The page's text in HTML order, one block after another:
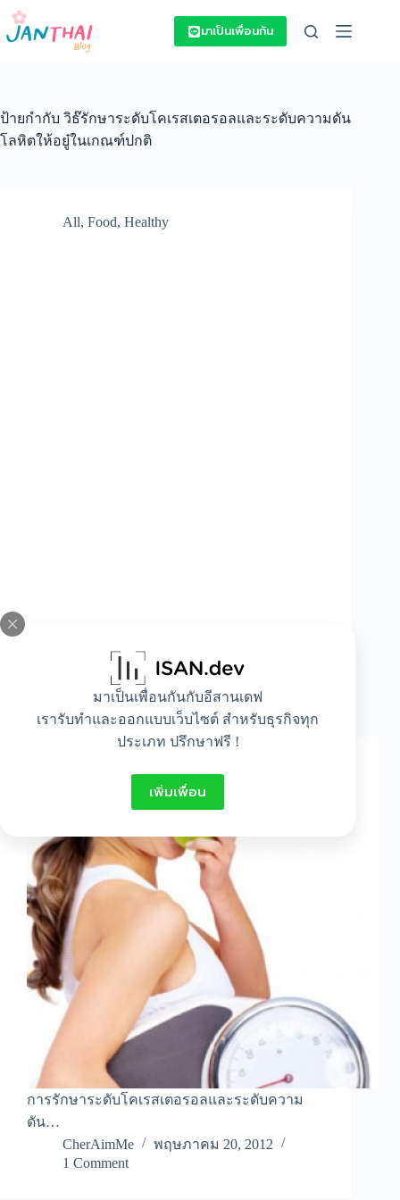
Skip
content
มาเป็นเพื่อนกันกับอีสานเดฟ
เรารับทำและออกแบบเว็บไซต์ สำหรับธุรกิจทุก
ประเภท ปรึกษาฟรี !
เพิ่มเพื่อน
มาเป็นเพื่อนกัน
ป้ายกำกับ วิธ๊รักษาระดับโคเรสเตอรอลและระดับความดัน
โลหิตให้อยู๋ในเกณฑ์ปกติ
All, Food, Healthy
วิธีรักษาระดับโคเลสเตอรอลและระดับความดัน
โลหิตให้อยู่ในเกณฑ์ปกติ
การรักษาระดับโคเรสเตอรอลและระดับความ
ดัน…
CherAimMe
พฤษภาคม 20, 2012
1 Comment